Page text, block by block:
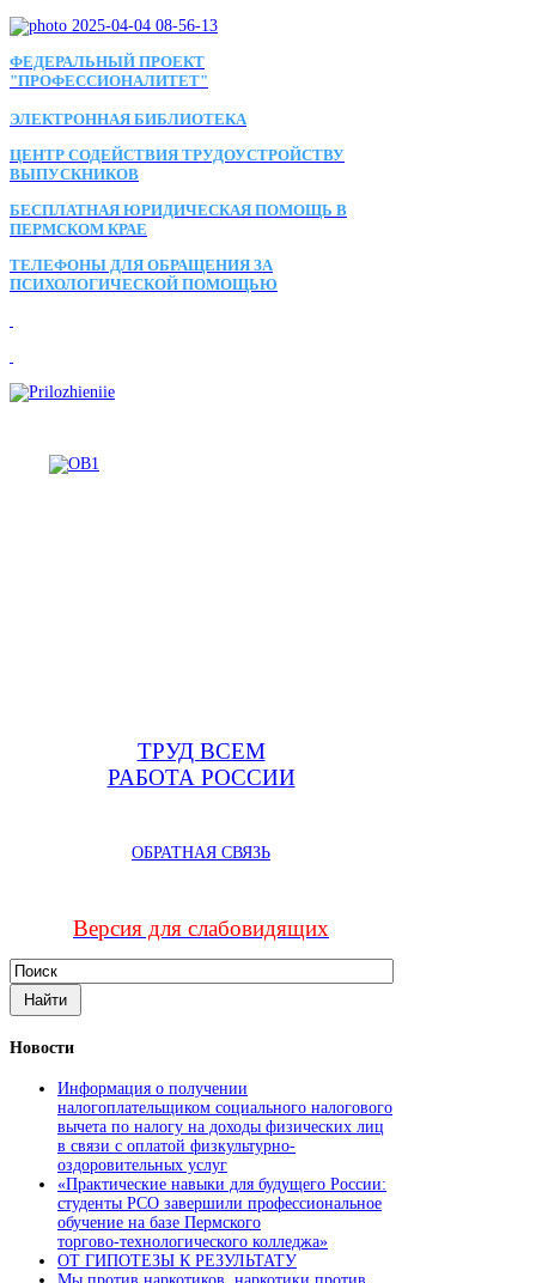
ФЕДЕРАЛЬНЫЙ ПРОЕКТ
"ПРОФЕССИОНАЛИТЕТ"
ЭЛЕКТРОННАЯ БИБЛИОТЕКА
ЦЕНТР СОДЕЙСТВИЯ ТРУДОУСТРОЙСТВУ
ВЫПУСКНИКОВ
БЕСПЛАТНАЯ ЮРИДИЧЕСКАЯ ПОМОЩЬ В
ПЕРМСКОМ КРАЕ
ТЕЛЕФОНЫ ДЛЯ ОБРАЩЕНИЯ ЗА
ПСИХОЛОГИЧЕСКОЙ ПОМОЩЬЮ
ТРУД ВСЕМ
РАБОТА РОССИИ
ОБРАТНАЯ СВЯЗЬ
Версия для слабовидящих
Новости
Информация о получении
налогоплательщиком социального налогового
вычета по налогу на доходы физических лиц
в связи с оплатой физкультурно-
оздоровительных услуг
«Практические навыки для будущего России:
студенты РСО завершили профессиональное
обучение на базе Пермского
торгово‑технологического колледжа»
ОТ ГИПОТЕЗЫ К РЕЗУЛЬТАТУ